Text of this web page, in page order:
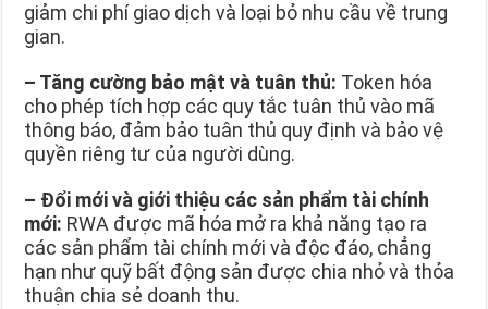
giảm chi phí giao dịch và loại bỏ nhu cầu về trung
gian.
– Tăng cường bảo mật và tuân thủ: Token hóa
cho phép tích hợp các quy tắc tuân thủ vào mã
thông báo, đảm bảo tuân thủ quy định và bảo vệ
quyền riêng tư của người dùng.
– Đổi mới và giới thiệu các sản phẩm tài chính
mới: RWA được mã hóa mở ra khả năng tạo ra
các sản phẩm tài chính mới và độc đáo, chẳng
hạn như quỹ bất động sản được chia nhỏ và thỏa
thuận chia sẻ doanh thu.